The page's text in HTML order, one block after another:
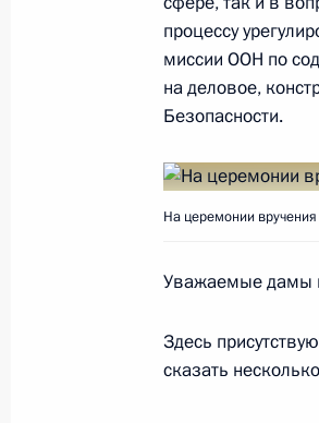
Переговоры с
Конде
27 сентября
Встреча с
27 сентября 2017
процессу
миссии ООН по
на деловое,
Безопасности.
На церемонии вручения
Уважаемые дамы
Здесь
сказать